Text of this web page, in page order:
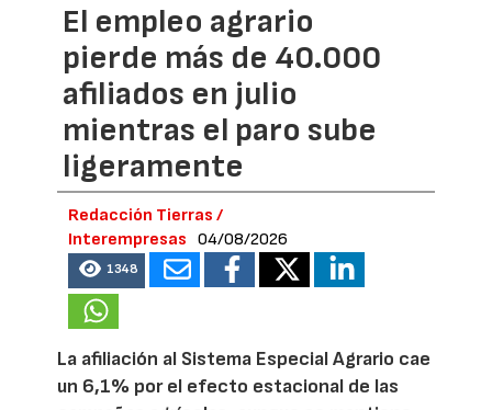
El empleo agrario
pierde más de 40.000
afiliados en julio
mientras el paro sube
ligeramente
Redacción Tierras /
Interempresas
04/08/2026
1348
La afiliación al Sistema Especial Agrario cae
un 6,1% por el efecto estacional de las